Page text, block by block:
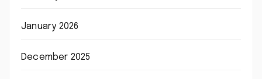
January 2026
December 2025